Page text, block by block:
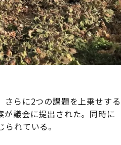
らに2つの課題を上乗せする
議会に提出された。同時に
れている。